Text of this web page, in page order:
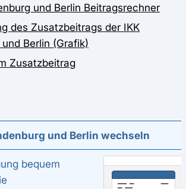
und Berlin Beitragsrechner
des Zusatzbeitrags der IKK
Berlin (Grafik)
Zusatzbeitrag
und Berlin wechseln
bequem